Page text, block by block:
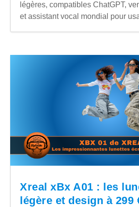
légères, compatibles ChatGPT,
et assistant vocal mondial pour
Xreal xBx A01 : les
légère et design à 299